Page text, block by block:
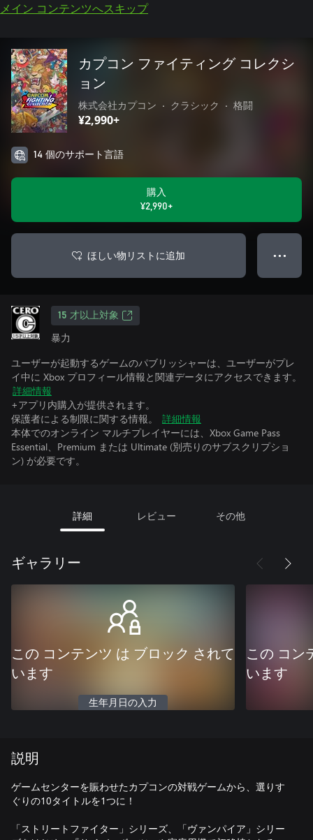
メイン コンテンツへスキップ
カプコン ファイティング コレクシ
ョン
株式会社カプコン • クラシック • 格闘
¥2,990+
14 個のサポート言語
購入
¥2,990+
ほしい物リストに追加 ● ● ●
15 才以上対象
暴力
ユーザーが起動するゲームのパブリッシャーは、ユーザーがプレ
イ中に Xbox プロフィール情報と関連データにアクセスできます。
詳細情報
+アプリ内購入が提供されます。
保護者による制限に関する情報。
詳細情報
本体でのオンライン マルチプレイヤーには、Xbox Game Pass
Essential、Premium または Ultimate (別売りのサブスクリプショ
ン) が必要です。
詳細 レビュー その他
ギャラリー
この コンテンツ は ブロック されて
います
生年月日の入力
この コン
います
説明
ゲームセンターを賑わせたカプコンの対戦ゲームから、選りす
ぐりの10タイトルを1つに！
「ストリートファイター」シリーズ、「ヴァンパイア」シリー